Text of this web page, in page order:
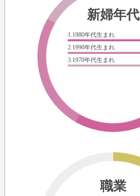
新婦年代
1.1980年代生まれ
2.1990年代生まれ
3.1970年代生まれ
職業